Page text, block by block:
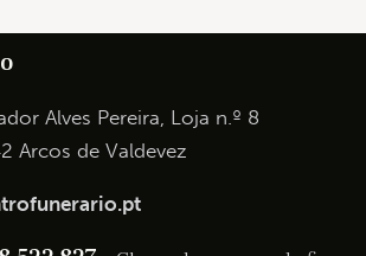
Alves Pereira, Loja n.º 8
Arcos de Valdevez